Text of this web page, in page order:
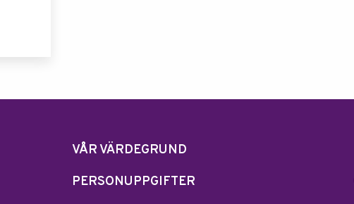
VÅR VÄRDEGRUND
PERSONUPPGIFTER